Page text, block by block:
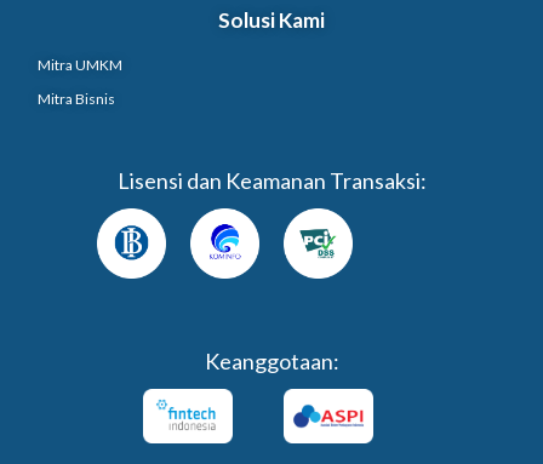
Solusi Kami
Mitra UMKM
Mitra Bisnis
Lisensi dan Keamanan Transaksi:
Keanggotaan: